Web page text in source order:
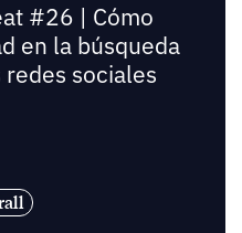
#26 | Cómo
en la búsqueda
sociales